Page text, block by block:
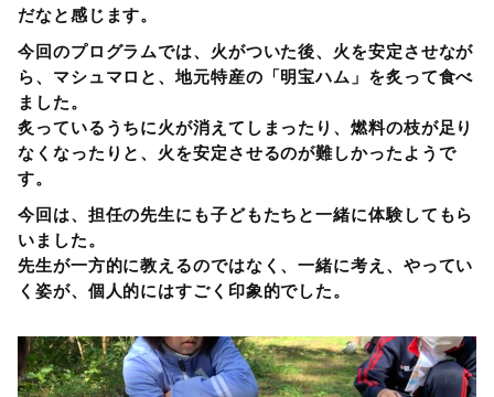
だなと感じます。
今回のプログラムでは、火がついた後、火を安定させなが
ら、マシュマロと、地元特産の「明宝ハム」を炙って食べ
ました。
炙っているうちに火が消えてしまったり、燃料の枝が足り
なくなったりと、火を安定させるのが難しかったようで
す。
今回は、担任の先生にも子どもたちと一緒に体験してもら
いました。
先生が一方的に教えるのではなく、一緒に考え、やってい
く姿が、個人的にはすごく印象的でした。